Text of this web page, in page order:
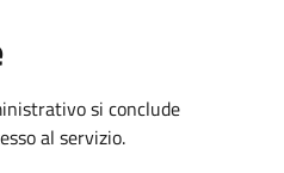
si conclude
al servizio.